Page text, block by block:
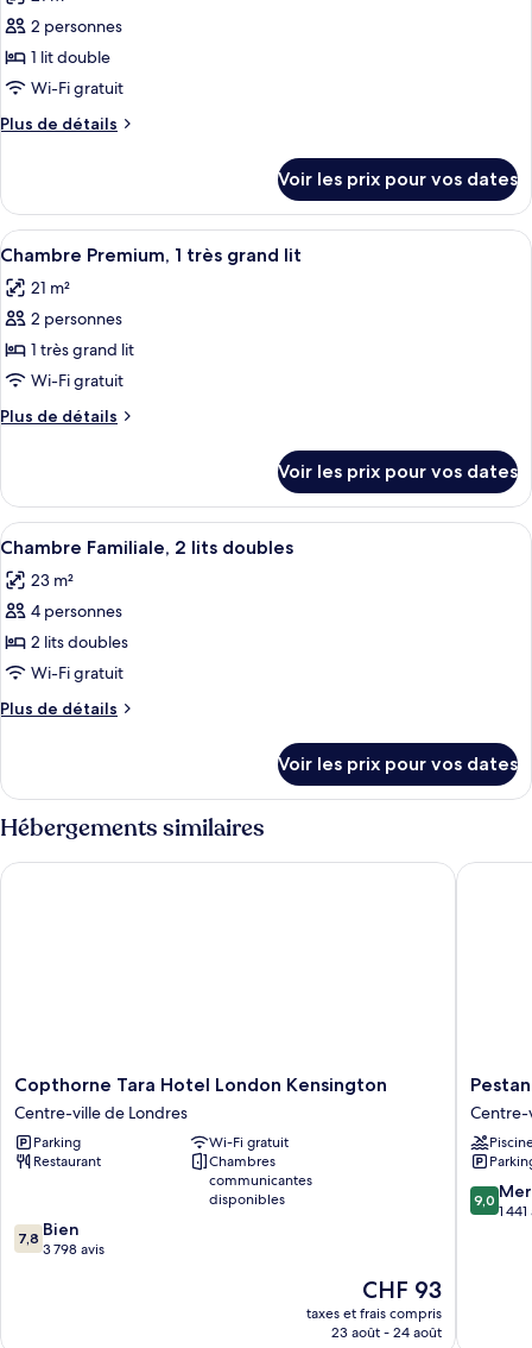
grand
lit
Junior,
très
grand
photos
pour
ce
type
de
Chambre,
accessible
aux
personnes
à
mobilité
réduite
2 personnes
1 lit double
Wi-Fi gratuit
Plus de détails
Plus
le
type
de
Chambre,
accessible
personnes
à
réduite
Voir les prix pour vos dates
Afficher
toutes
les
photos
pour
ce
type
de
Chambre
Premium,
1
très
grand
lit
Une chambre d’hôtel avec un
8
Chambre Premium, 1 très grand lit
21 m²
2 personnes
1 très grand lit
Wi-Fi gratuit
Plus de détails
Plus
le
type
de
Chambre
Premium,
très
grand
Voir les prix pour vos dates
Afficher
toutes
les
photos
pour
ce
type
de
Chambre
Familiale,
2
lits
7
Chambre Familiale, 2 lits doubles
23 m²
4 personnes
2 lits doubles
Wi-Fi gratuit
Plus de détails
Plus
le
type
de
chambre
Chambre
Voir les prix pour vos dates
Hébergements similaires
Copthorne
Tara
Hotel
London
Kensington
de
Londres
Copthorne Tara Hotel London Kensington
Centre-ville de Londres
Parking
Wi-Fi gratuit
Restaurant
Chambres
communicantes
disponibles
7.8
sur
7,8 Bien
3 798 avis
Le
nouveau
prix
CHF 93
taxes et frais compris
23 août - 24 août
Copthorne Tara Hotel London Kensington
Pestana
Chelsea
Bridge
Hotel
&
SPA
Centre-
Centre-
9.0
sur
9,0
1
Pestana